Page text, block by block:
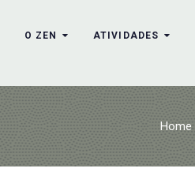
O ZEN ATIVIDADES
Home